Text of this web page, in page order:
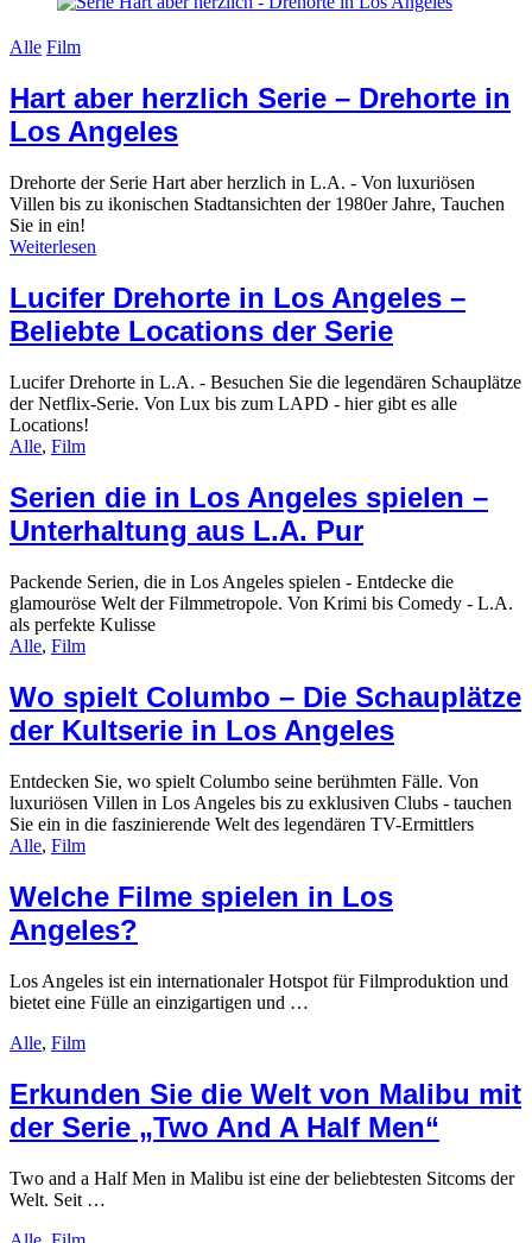
Alle Film
Hart aber herzlich Serie – Drehorte in
Los Angeles
Drehorte der Serie Hart aber herzlich in L.A. - Von luxuriösen
Villen bis zu ikonischen Stadtansichten der 1980er Jahre, Tauchen
Sie in ein!
Weiterlesen
Lucifer Drehorte in Los Angeles –
Beliebte Locations der Serie
Lucifer Drehorte in L.A. - Besuchen Sie die legendären Schauplätze
der Netflix-Serie. Von Lux bis zum LAPD - hier gibt es alle
Locations!
Alle, Film
Serien die in Los Angeles spielen –
Unterhaltung aus L.A. Pur
Packende Serien, die in Los Angeles spielen - Entdecke die
glamouröse Welt der Filmmetropole. Von Krimi bis Comedy - L.A.
als perfekte Kulisse
Alle, Film
Wo spielt Columbo – Die Schauplätze
der Kultserie in Los Angeles
Entdecken Sie, wo spielt Columbo seine berühmten Fälle. Von
luxuriösen Villen in Los Angeles bis zu exklusiven Clubs - tauchen
Sie ein in die faszinierende Welt des legendären TV-Ermittlers
Alle, Film
Welche Filme spielen in Los
Angeles?
Los Angeles ist ein internationaler Hotspot für Filmproduktion und
bietet eine Fülle an einzigartigen und …
Alle, Film
Erkunden Sie die Welt von Malibu mit
der Serie „Two And A Half Men“
Two and a Half Men in Malibu ist eine der beliebtesten Sitcoms der
Welt. Seit …